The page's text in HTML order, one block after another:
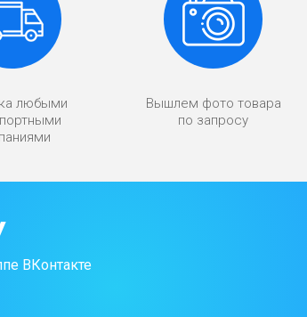
любыми
Вышлем фото товара
по запросу
ВКонтакте